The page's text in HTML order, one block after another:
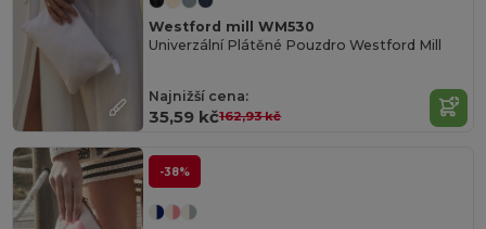
Westford mill WM530
Univerzální Plátěné Pouzdro Westford Mill
Najnižší cena:
35,59 kč162,93 kč
-38%